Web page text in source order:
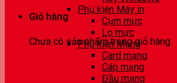
Giỏ hàng
Chưa có sản phẩm trong giỏ hàng.
Phụ kiện Máy in
Cụm mực
Lọ mực
Phụ kiện Mạng
Card mạng
Cáp mạng
Đầu mạng